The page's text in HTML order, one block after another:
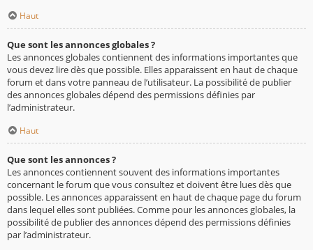
Haut
Que sont les annonces globales ?
Les annonces globales contiennent des informations importantes que
vous devez lire dès que possible. Elles apparaissent en haut de chaque
forum et dans votre panneau de l’utilisateur. La possibilité de publier
des annonces globales dépend des permissions définies par
l’administrateur.
Haut
Que sont les annonces ?
Les annonces contiennent souvent des informations importantes
concernant le forum que vous consultez et doivent être lues dès que
possible. Les annonces apparaissent en haut de chaque page du forum
dans lequel elles sont publiées. Comme pour les annonces globales, la
possibilité de publier des annonces dépend des permissions définies
par l’administrateur.